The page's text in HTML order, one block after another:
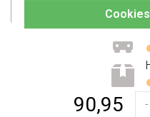
glans.
90,95 -